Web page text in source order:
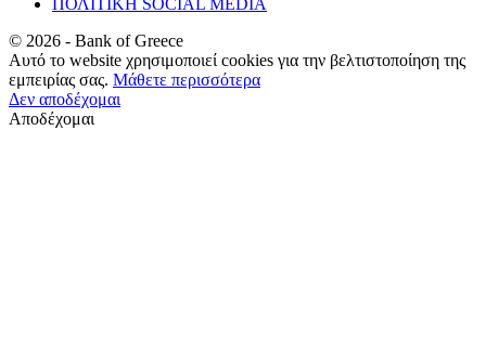
© 2026 - Bank of Greece
Αυτό το website χρησιμοποιεί cookies για την βελτιστοποίηση της
εμπειρίας σας. Μάθετε περισσότερα
Δεν αποδέχομαι
Αποδέχομαι